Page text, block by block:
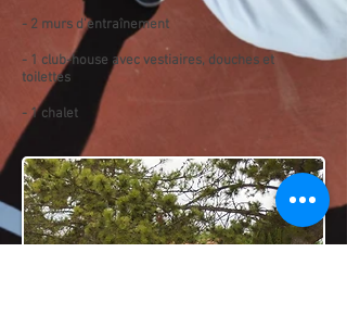
- 2 murs d’entraînement
- 1 club-house avec vestiaires, douches et
toilettes
- 1 chalet